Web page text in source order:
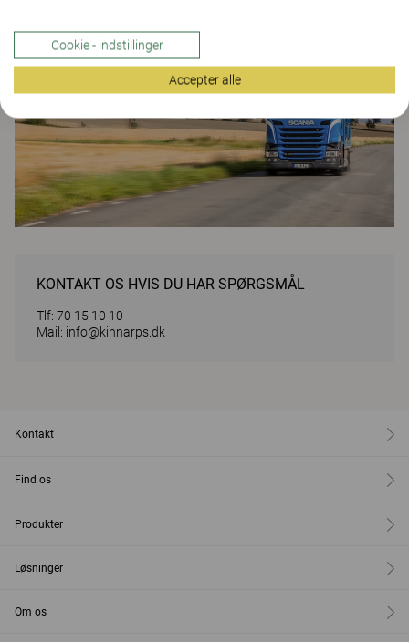
KONTAKT OS HVIS DU HAR SPØRGSMÅL
Tlf: 70 15 10 10
Mail: info@kinnarps.dk
Kontakt
Find os
Produkter
Løsninger
Om os
Cookie - indstillinger
Accepter alle